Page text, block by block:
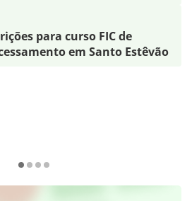
para curso FIC de
em Santo Estêvão